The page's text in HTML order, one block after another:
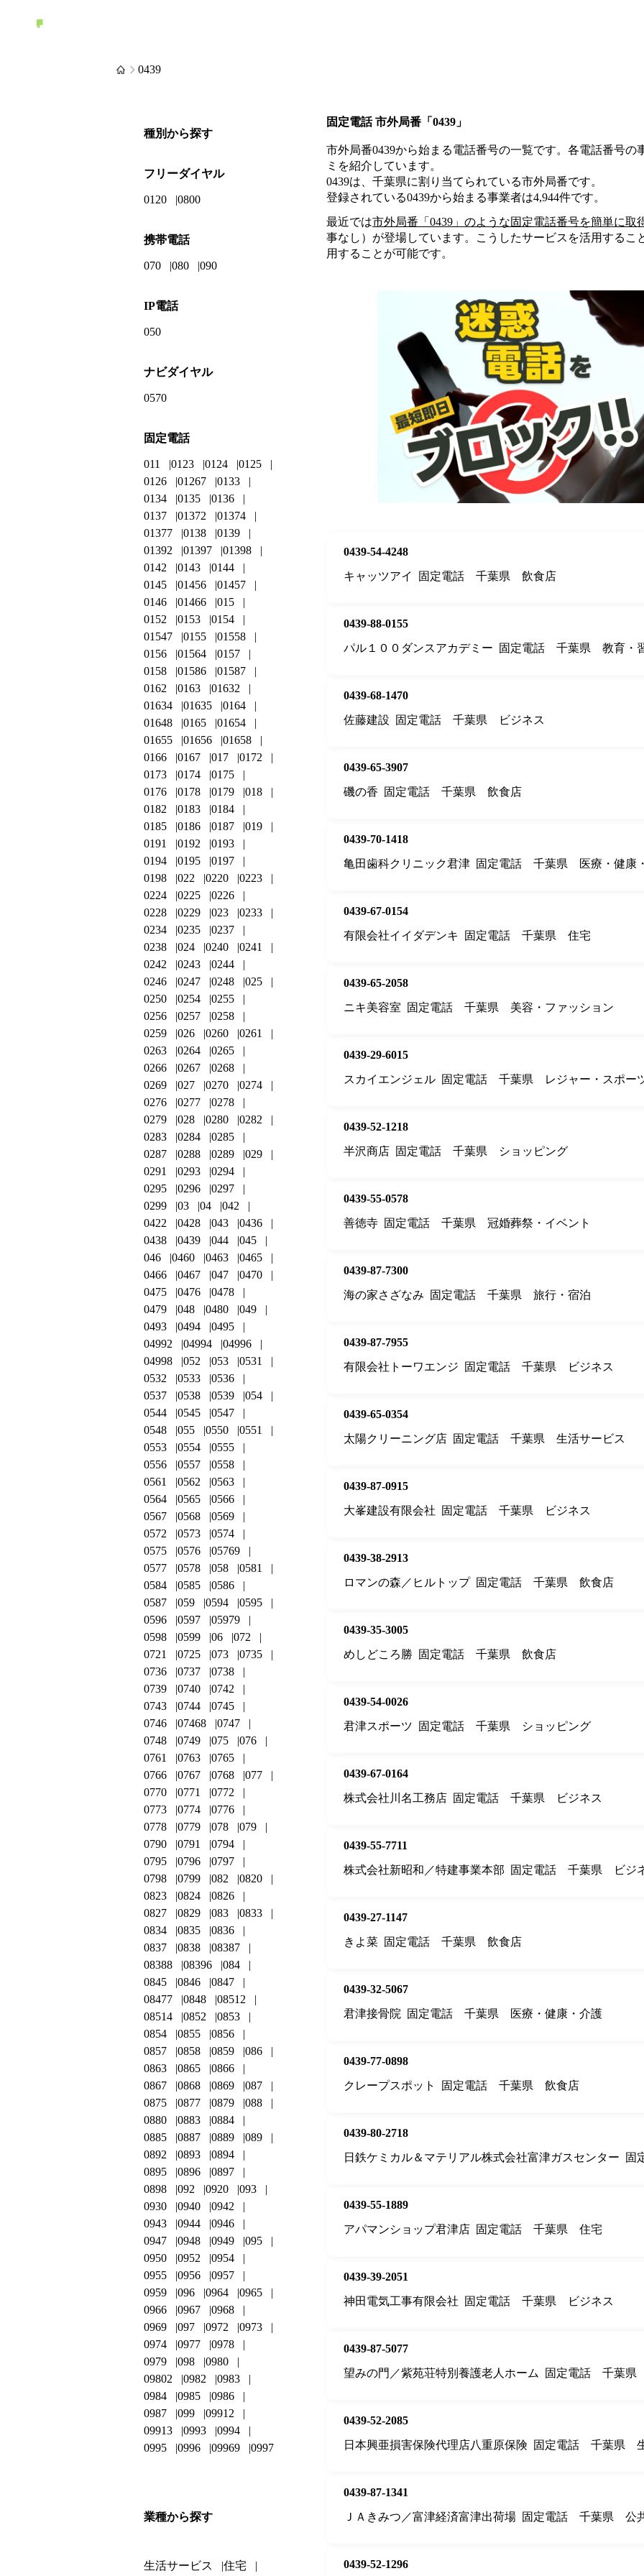
0439
固定電話 市外局番「0439」
市外局番0439から始まる電話番号の一覧です。各電話番号
ミを紹介しています。
0439は、千葉県に割り当てられている市外局番です。
登録されている0439から始まる事業者は4,944件です。
最近では市外局番「 0439 」のような固定電話番号を簡単に取
事なし）が登場しています。こうしたサービスを活用するこ
用することが可能です。
0439-54-4248
キャッツアイ
固定電話 千葉県 飲食店
0439-88-0155
パル１００ダンスアカデミー
固定電話 千葉県 教育・
0439-68-1470
佐藤建設
固定電話 千葉県 ビジネス
0439-65-3907
磯の香
固定電話 千葉県 飲食店
0439-70-1418
亀田歯科クリニック君津 固定電話 千葉県 医療・健康
0439-67-0154
有限会社イイダデンキ
固定電話 千葉県 住宅
0439-65-2058
ニキ美容室
固定電話 千葉県 美容・ファッション
0439-29-6015
スカイエンジェル 固定電話 千葉県 レジャー・スポー
0439-52-1218
半沢商店 固定電話 千葉県 ショッピング
0439-55-0578
善徳寺 固定電話 千葉県 冠婚葬祭・イベント
0439-87-7300
海の家さざなみ
固定電話 千葉県 旅行・宿泊
0439-87-7955
有限会社トーワエンジ
固定電話 千葉県 ビジネス
0439-65-0354
太陽クリーニング店 固定電話 千葉県 生活サービス
0439-87-0915
大峯建設有限会社
固定電話 千葉県 ビジネス
0439-38-2913
ロマンの森／ヒルトップ 固定電話 千葉県 飲食店
0439-35-3005
めしどころ勝
固定電話 千葉県 飲食店
0439-54-0026
君津スポーツ
固定電話 千葉県 ショッピング
0439-67-0164
株式会社川名工務店 固定電話 千葉県 ビジネス
0439-55-7711
株式会社新昭和／特建事業本部
固定電話 千葉県 ビジ
0439-27-1147
きよ菜 固定電話 千葉県 飲食店
0439-32-5067
君津接骨院
固定電話 千葉県 医療・健康・介護
0439-77-0898
クレープスポット
固定電話 千葉県 飲食店
0439-80-2718
日鉄ケミカル＆マテリアル株式会社富津ガスセンター
固
0439-55-1889
アパマンショップ君津店 固定電話 千葉県 住宅
0439-39-2051
神田電気工事有限会社
固定電話 千葉県 ビジネス
0439-87-5077
望みの門／紫苑荘特別養護老人ホーム
固定電話 千葉県
0439-52-2085
日本興亜損害保険代理店八重原保険
固定電話 千葉県
0439-87-1341
ＪＡきみつ／富津経済富津出荷場 固定電話 千葉県 公
0439-52-1296
種別から探す
フリーダイヤル
0120 0800
携帯電話
070 080 090
IP電話
050
ナビダイヤル
0570
固定電話
011 0123 0124
0125
0126
01267
0133
0134
0135
0136
0137
01372
01374
01377
0138
0139
01392
01397
01398
0142
0143
0144
0145
01456
01457
0146
01466
015
0152
0153
0154
01547
0155
01558
0156
01564
0157
0158
01586
01587
0162
0163
01632
01634
01635
0164
01648
0165
01654
01655
01656
01658
0166
0167 017
0172
0173
0174
0175
0176
0178 0179
018
0182
0183
0184
0185
0186 0187
019
0191
0192
0193
0194
0195
0197
0198
022 0220
0223
0224
0225
0226
0228
0229 023
0233
0234
0235
0237
0238
024 0240
0241
0242
0243
0244
0246
0247 0248
025
0250
0254
0255
0256
0257
0258
0259
026 0260
0261
0263
0264
0265
0266
0267
0268
0269
027 0270
0274
0276
0277
0278
0279
028 0280
0282
0283
0284
0285
0287
0288 0289
029
0291
0293
0294
0295
0296
0297
0299
03 04
042
0422
0428 043
0436
0438
0439 044
045
046
0460 0463
0465
0466
0467 047
0470
0475
0476
0478
0479
048 0480
049
0493
0494
0495
04992
04994
04996
04998
052 053
0531
0532
0533
0536
0537
0538 0539
054
0544
0545
0547
0548
055 0550
0551
0553
0554
0555
0556
0557
0558
0561
0562
0563
0564
0565
0566
0567
0568
0569
0572
0573
0574
0575
0576
05769
0577
0578 058
0581
0584
0585
0586
0587
059 0594
0595
0596
0597
05979
0598
0599 06
072
0721
0725 073
0735
0736
0737
0738
0739
0740
0742
0743
0744
0745
0746
07468
0747
0748
0749 075
076
0761
0763
0765
0766
0767 0768
077
0770
0771
0772
0773
0774
0776
0778
0779 078
079
0790
0791
0794
0795
0796
0797
0798
0799 082
0820
0823
0824
0826
0827
0829 083
0833
0834
0835
0836
0837
0838
08387
08388
08396
084
0845
0846
0847
08477
0848
08512
08514
0852
0853
0854
0855
0856
0857
0858 0859
086
0863
0865
0866
0867
0868 0869
087
0875
0877 0879
088
0880
0883
0884
0885
0887 0889
089
0892
0893
0894
0895
0896
0897
0898
092 0920
093
0930
0940
0942
0943
0944
0946
0947
0948 0949
095
0950
0952
0954
0955
0956
0957
0959
096 0964
0965
0966
0967
0968
0969
097 0972
0973
0974
0977
0978
0979
098
0980
09802
0982
0983
0984
0985
0986
0987
099
09912
09913
0993
0994
0995
0996 09969 0997
業種から探す
生活サービス 住宅